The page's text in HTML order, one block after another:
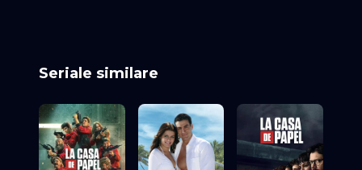
Seriale similare